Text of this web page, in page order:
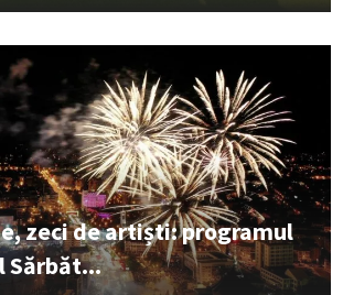
zeci de artiști: programul
Sărbăt...